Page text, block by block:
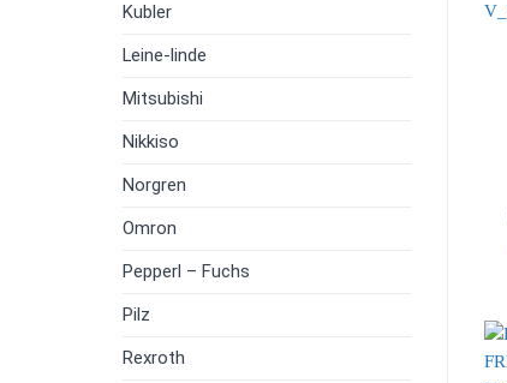
Kubler
Leine-linde
Mitsubishi
Nikkiso
Norgren
Omron
Pepperl – Fuchs
Pilz
Rexroth